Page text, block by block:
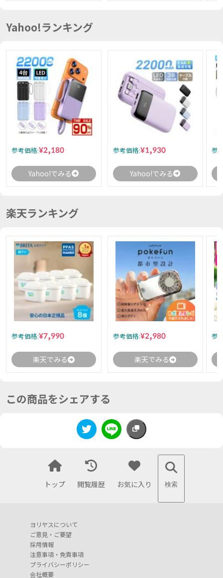
Yahoo!ランキング
参考価格:¥2,180
Yahoo!でみる
参考価格:¥1,930
Yahoo!でみる
参
楽天ランキング
参考価格:¥7,990
楽天でみる
参考価格:¥2,980
楽天でみる
参
この商品をシェアする
トップ 閲覧履歴 お気に入り 検索
ヨリヤスについて
ご意見・ご要望
採用情報
注意事項・免責事項
プライバシーポリシー
会社概要